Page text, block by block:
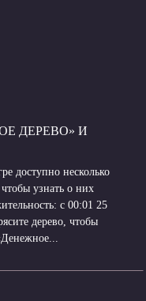
ДЕРЕВО» И
доступно несколько
узнать о них
с 00:01 25
дерево, чтобы